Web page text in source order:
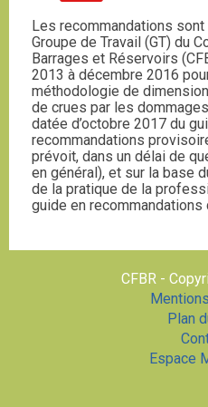
Les recommandations
Groupe de Travail (GT) du
Barrages et Réservoirs
2013 à décembre 2016
méthodologie de
de crues par les
datée d’octobre 2017 du
recommandations
prévoit, dans un délai de
en général), et sur la base
de la pratique de la
guide en recommandations
CFBR -
Plan
Espace